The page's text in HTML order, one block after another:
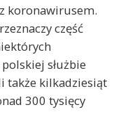
koronawirusem.
część
służbie
także kilkadziesiąt
300 tysięcy